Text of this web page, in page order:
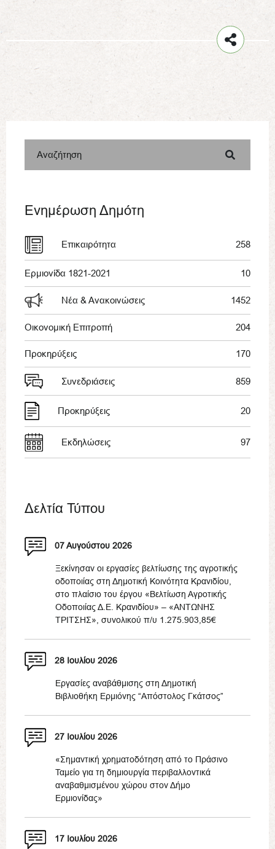
Αναζήτηση
Ενημέρωση Δημότη
Επικαιρότητα 258
Ερμιονίδα 1821-2021 10
Νέα & Ανακοινώσεις 1452
Οικονομική Επιτροπή 204
Προκηρύξεις 170
Συνεδριάσεις 859
Προκηρύξεις 20
Εκδηλώσεις 97
Δελτία Τύπου
07 Αυγούστου 2026
Ξεκίνησαν οι εργασίες βελτίωσης της αγροτικής
οδοποιίας στη Δημοτική Κοινότητα Κρανιδίου,
στο πλαίσιο του έργου «Βελτίωση Αγροτικής
Οδοποιίας Δ.Ε. Κρανιδίου» – «ΑΝΤΩΝΗΣ
ΤΡΙΤΣΗΣ», συνολικού π/υ 1.275.903,85€
28 Ιουλίου 2026
Εργασίες αναβάθμισης στη Δημοτική
Βιβλιοθήκη Ερμιόνης “Απόστολος Γκάτσος”
27 Ιουλίου 2026
«Σημαντική χρηματοδότηση από το Πράσινο
Ταμείο για τη δημιουργία περιβαλλοντικά
αναβαθμισμένου χώρου στον Δήμο
Ερμιονίδας»
17 Ιουλίου 2026